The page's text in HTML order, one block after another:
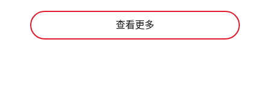
查看更多